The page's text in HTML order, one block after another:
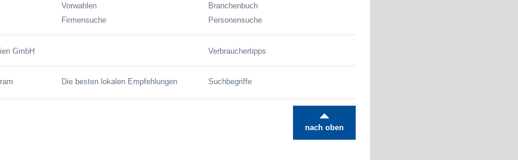
Vorwahlen
Firmensuche
Branchenbuch
Personensuche
GmbH Verbrauchertipps
Die besten lokalen Empfehlungen Suchbegriffe
nach oben